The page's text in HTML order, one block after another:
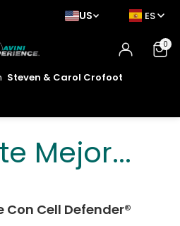
Steven & Carol Crofoot
US ES
0
Luce
Mejor.
Mejor...
Cell Defender®